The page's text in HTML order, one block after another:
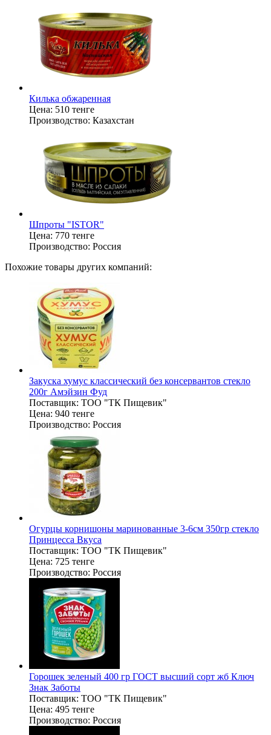
Килька обжаренная
Цена: 510 тенге
Производство: Казахстан
Шпроты "ISTOR"
Цена: 770 тенге
Производство: Россия
Похожие товары других компаний:
Закуска хумус классический без консервантов стекло
200г Амэйзин Фуд
Поставщик: ТОО "ТК Пищевик"
Цена: 940 тенге
Производство: Россия
Огурцы корнишоны маринованные 3-6см 350гр стекло
Принцесса Вкуса
Поставщик: ТОО "ТК Пищевик"
Цена: 725 тенге
Производство: Россия
Горошек зеленый 400 гр ГОСТ высший сорт жб Ключ
Знак Заботы
Поставщик: ТОО "ТК Пищевик"
Цена: 495 тенге
Производство: Россия